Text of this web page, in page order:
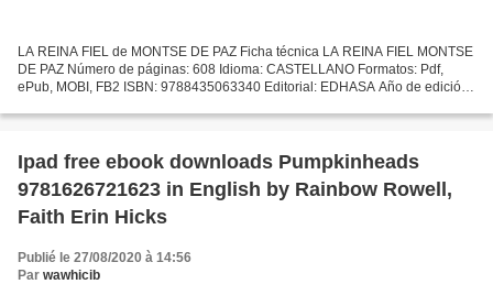
LA REINA FIEL de MONTSE DE PAZ Ficha técnica LA REINA FIEL MONTSE
DE PAZ Número de páginas: 608 Idioma: CASTELLANO Formatos: Pdf,
ePub, MOBI, FB2 ISBN: 9788435063340 Editorial: EDHASA Año de edición:
Ipad free ebook downloads Pumpkinheads
9781626721623 in English by Rainbow Rowell,
Faith Erin Hicks
Publié le 27/08/2020 à 14:56
Par wawhicib